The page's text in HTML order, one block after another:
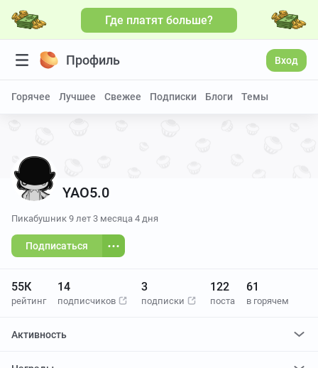
Где платят больше?
Профиль Вход
Горячее Лучшее Свежее Подписки Блоги Темы
YAO5.0
Пикабушник 9 лет 3 месяца 4 дня
Подписаться
55К
рейтинг
14
подписчиков
3
подписки
122
поста
61
в горячем
Активность
Больше видео